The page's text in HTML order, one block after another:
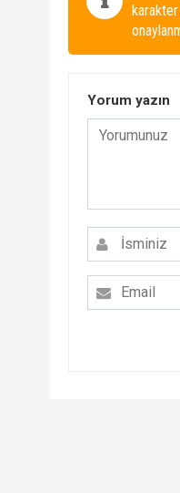
karakter
Yorum yazın